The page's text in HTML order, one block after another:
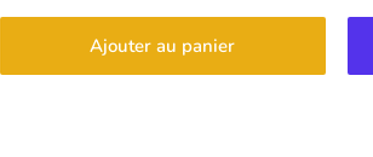
Ajouter au panier